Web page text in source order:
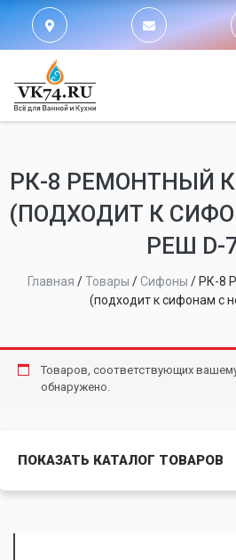
РК-8 РЕМОНТНЫЙ
(ПОДХОДИТ К
РЕШ D-
Главная /Товары /Сифоны / РК-8
(подходит к сифонам с
Товаров, соответствующих
обнаружено.
ПОКАЗАТЬ КАТАЛОГ ТОВАРОВ